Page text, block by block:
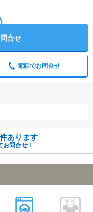
合せ
電話でお問合せ
あります
問合せ！